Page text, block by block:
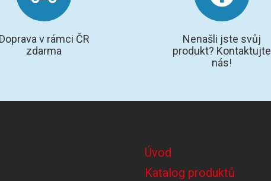
v rámci ČR
zdarma
Nenašli jste svůj
produkt? Kontaktujte
nás!
Úvod
Katalog produktů